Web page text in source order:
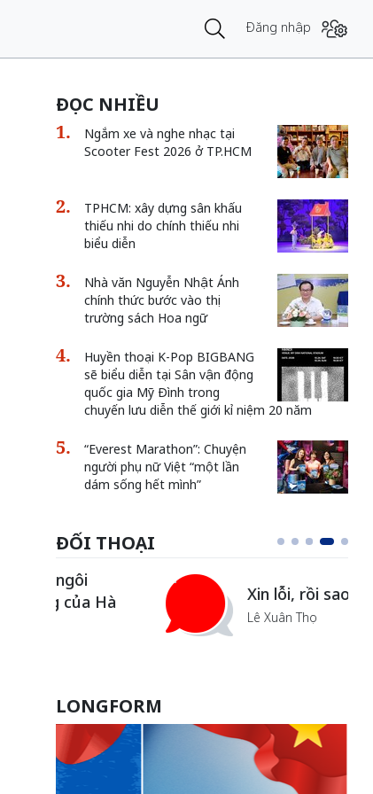
Đăng nhập
ĐỌC NHIỀU
Ngắm xe và nghe nhạc tại
Scooter Fest 2026 ở TP.HCM
TPHCM: xây dựng sân khấu
thiếu nhi do chính thiếu nhi
biểu diễn
Nhà văn Nguyễn Nhật Ánh
chính thức bước vào thị
trường sách Hoa ngữ
Huyền thoại K-Pop BIGBANG
sẽ biểu diễn tại Sân vận động
quốc gia Mỹ Đình trong
chuyến lưu diễn thế giới kỉ niệm 20 năm
“Everest Marathon”: Chuyện
người phụ nữ Việt “một lần
dám sống hết mình”
ĐỐI THOẠI
Xin lỗi, rồi sao nữa?!
Lê Xuân Thọ
LONGFORM